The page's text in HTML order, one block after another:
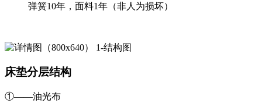
弹簧10年，面料1年（非人为损坏）
床垫分层结构
①——油光布